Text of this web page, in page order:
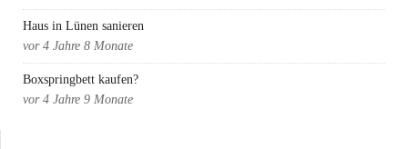
Haus in Lünen sanieren
vor 4 Jahre 8 Monate
Boxspringbett kaufen?
vor 4 Jahre 9 Monate